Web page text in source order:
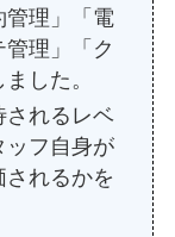
管理」「電
理」「ク
した。
されるレベ
ッフ自身が
れるかを